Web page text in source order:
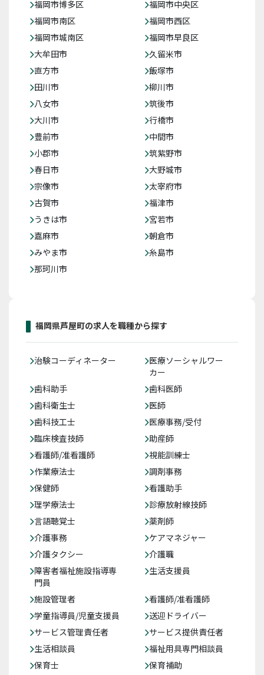
福岡市博多区
福岡市中央区
福岡市南区
福岡市西区
福岡市城南区
福岡市早良区
大牟田市
久留米市
直方市
飯塚市
田川市
柳川市
八女市
筑後市
大川市
行橋市
豊前市
中間市
小郡市
筑紫野市
春日市
大野城市
宗像市
太宰府市
古賀市
福津市
うきは市
宮若市
嘉麻市
朝倉市
みやま市
糸島市
那珂川市
福岡県芦屋町の求人を職種から探す
治験コーディネーター
医療ソーシャルワー
カー
歯科助手
歯科医師
歯科衛生士
医師
歯科技工士
医療事務/受付
臨床検査技師
助産師
看護師/准看護師
視能訓練士
作業療法士
調剤事務
保健師
看護助手
理学療法士
診療放射線技師
言語聴覚士
薬剤師
介護事務
ケアマネジャー
介護タクシー
介護職
障害者福祉施設指導専
門員
生活支援員
施設管理者
看護師/准看護師
学童指導員/児童支援員
送迎ドライバー
サービス管理責任者
サービス提供責任者
生活相談員
福祉用具専門相談員
保育士
保育補助